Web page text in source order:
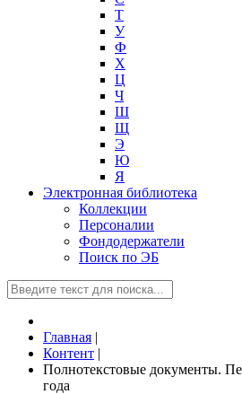
Т
У
Ф
Х
Ц
Ч
Ш
Щ
Э
Ю
Я
Электронная библиотека
Коллекции
Персоналии
Фондодержатели
Поиск по ЭБ
Главная |
Контент |
Полнотекстовые документы.
года